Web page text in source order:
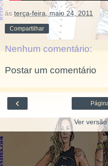
às terça-feira, maio 24, 2011
Compartilhar
Nenhum comentário:
Postar um comentário
‹
Ver